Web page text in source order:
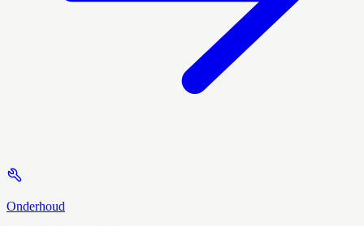
Onderhoud